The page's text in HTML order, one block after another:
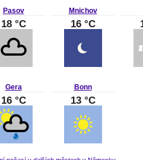
Pasov
18 °C
Mnichov
16 °C
Gera
16 °C
Bonn
13 °C